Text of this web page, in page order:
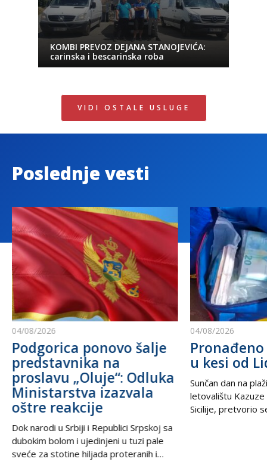
KOMBI PREVOZ DEJANA STANOJEVIĆA:
carinska i bescarinska roba
VIDI OSTALE USLUGE
Poslednje vesti
04/08/2026
Podgorica ponovo šalje
predstavnika na
proslavu „Oluje“: Odluka
Ministarstva izazvala
oštre reakcije
Dok narodi u Srbiji i Republici Srpskoj sa
dubokim bolom i ujedinjeni u tuzi pale
sveće za stotine hiljada proteranih i
04/08/2026
Pronađeno
u kesi od
Sunčan dan na
letovalištu Kazuze
Sicilije, pretvorio